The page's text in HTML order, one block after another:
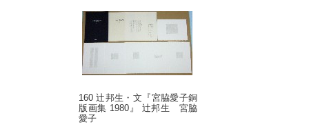
160 辻邦生・文『宮脇愛子銅
版画集 1980』 辻邦生 宮脇
愛子